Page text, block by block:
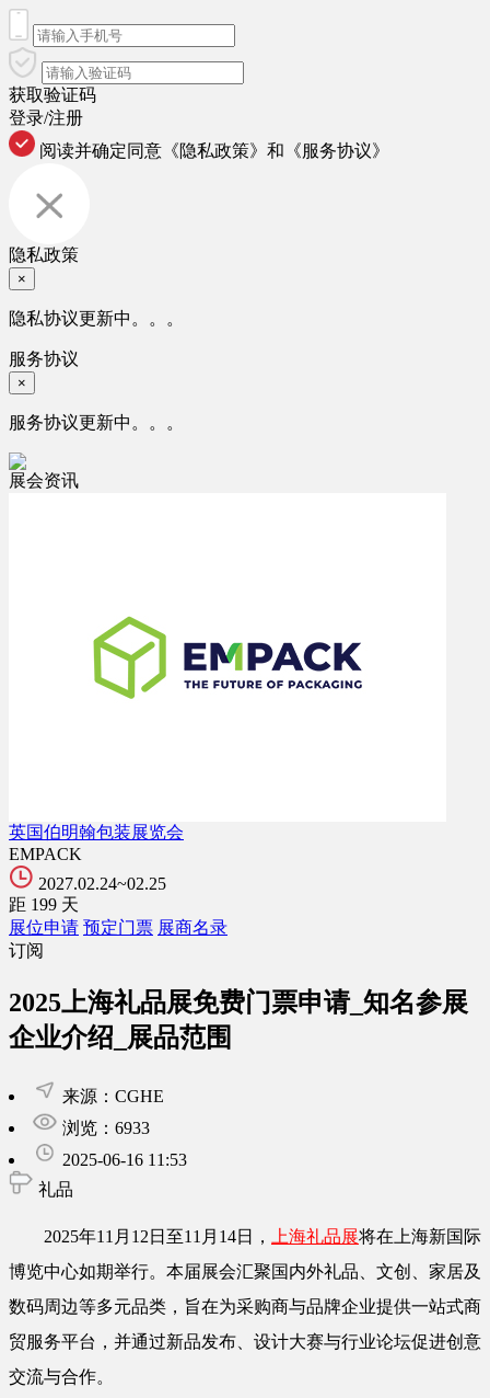
获取验证码
登录/注册
阅读并确定同意 《隐私政策》 和 《服务协议》
隐私政策
×
隐私协议更新中。。。
服务协议
×
服务协议更新中。。。
展会资讯
英国伯明翰包装展览会
EMPACK
2027.02.24~02.25
距 199 天
展位申请 预定门票 展商名录
订阅
2025上海礼品展免费门票申请_知名参展
企业介绍_展品范围
来源：CGHE
浏览：6933
2025-06-16 11:53
礼品
2025年11月12日至11月14日， 上海礼品展将在上海新国际
博览中心如期举行。本届展会汇聚国内外礼品、文创、家居及
数码周边等多元品类，旨在为采购商与品牌企业提供一站式商
贸服务平台，并通过新品发布、设计大赛与行业论坛促进创意
交流与合作。